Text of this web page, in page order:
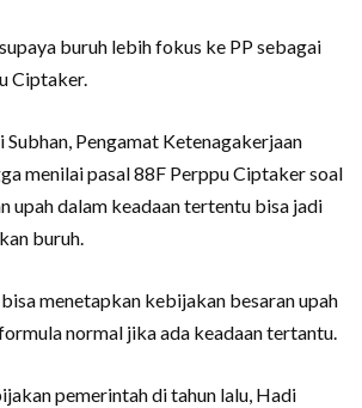
buruh lebih fokus ke PP sebagai
Ciptaker.
Subhan, Pengamat Ketenagakerjaan
menilai pasal 88F Perppu Ciptaker soal
upah dalam keadaan tertentu bisa jadi
buruh.
menetapkan kebijakan besaran upah
normal jika ada keadaan tertantu.
pemerintah di tahun lalu, Hadi